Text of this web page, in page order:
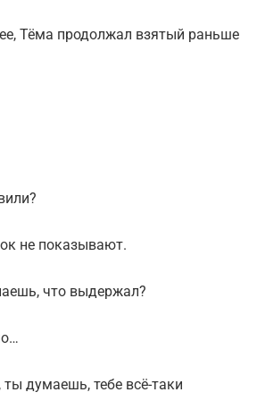
Тёма продолжал взятый раньше
не показывают.
что выдержал?
думаешь, тебе всё-таки